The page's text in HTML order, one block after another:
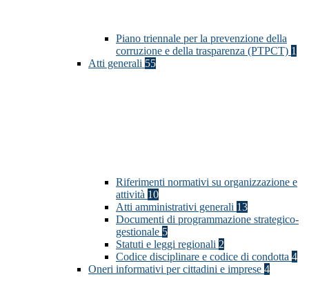
Piano triennale per la prevenzione della
corruzione e della trasparenza (PTPCT) 1
Atti generali 55
Riferimenti normativi su organizzazione e
attività 10
Atti amministrativi generali 13
Documenti di programmazione strategico-
gestionale 5
Statuti e leggi regionali 2
Codice disciplinare e codice di condotta 4
Oneri informativi per cittadini e imprese 4